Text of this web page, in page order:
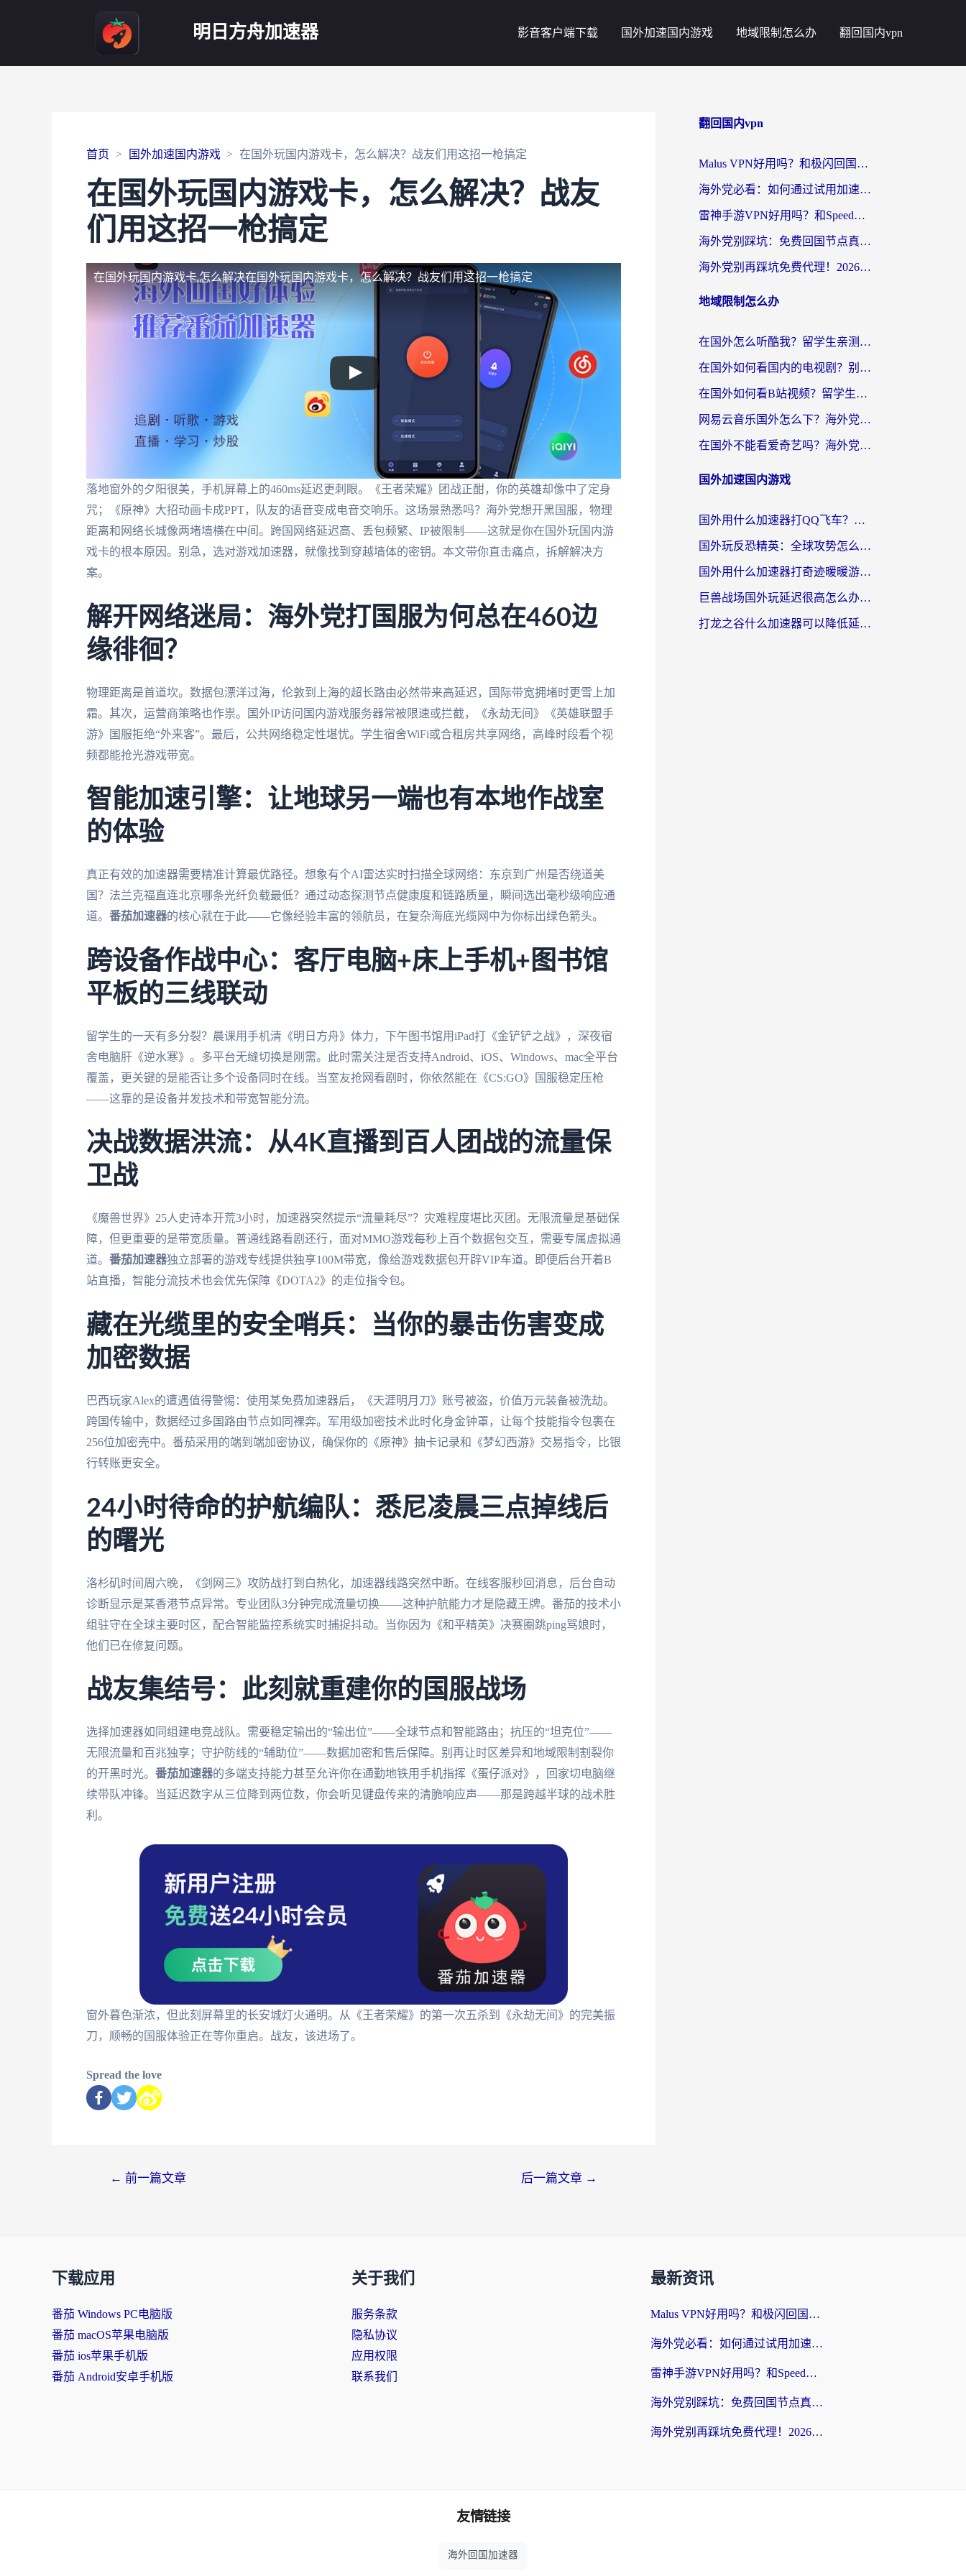
明日方舟加速器 影音客户端下载 国外加速国内游戏 地域限制怎么办 翻回国内vpn
首页 国外加速国内游戏 在国外玩国内游戏卡，怎么解决？战友们用这招一枪搞定
在国外玩国内游戏卡，怎么解决？战友
们用这招一枪搞定
在国外玩国内游戏卡,怎么解决在国外玩国内游戏卡，怎么解决？战友们用这招一枪搞定
落地窗外的夕阳很美，手机屏幕上的460ms延迟更刺眼。《王者荣耀》团战正酣，你的英雄却像中了定身
咒；《原神》大招动画卡成PPT，队友的语音变成电音交响乐。这场景熟悉吗？海外党想开黑国服，物理
距离和网络长城像两堵墙横在中间。跨国网络延迟高、丢包频繁、IP被限制——这就是你在国外玩国内游
戏卡的根本原因。别急，选对游戏加速器，就像找到穿越墙体的密钥。本文带你直击痛点，拆解解决方
案。
解开网络迷局：海外党打国服为何总在460边
缘徘徊？
物理距离是首道坎。数据包漂洋过海，伦敦到上海的超长路由必然带来高延迟，国际带宽拥堵时更雪上加
霜。其次，运营商策略也作祟。国外IP访问国内游戏服务器常被限速或拦截，《永劫无间》《英雄联盟手
游》国服拒绝“外来客”。最后，公共网络稳定性堪忧。学生宿舍WiFi或合租房共享网络，高峰时段看个视
频都能抢光游戏带宽。
智能加速引擎：让地球另一端也有本地作战室
的体验
真正有效的加速器需要精准计算最优路径。想象有个AI雷达实时扫描全球网络：东京到广州是否绕道美
国？法兰克福直连北京哪条光纤负载最低？通过动态探测节点健康度和链路质量，瞬间选出毫秒级响应通
道。 番茄加速器的核心就在于此——它像经验丰富的领航员，在复杂海底光缆网中为你标出绿色箭头。
跨设备作战中心：客厅电脑+床上手机+图书馆
平板的三线联动
留学生的一天有多分裂？晨课用手机清《明日方舟》体力，下午图书馆用iPad打《金铲铲之战》，深夜宿
舍电脑肝《逆水寒》。多平台无缝切换是刚需。此时需关注是否支持Android、iOS、Windows、mac全平台
覆盖，更关键的是能否让多个设备同时在线。当室友抢网看剧时，你依然能在《CS:GO》国服稳定压枪
——这靠的是设备并发技术和带宽智能分流。
决战数据洪流：从4K直播到百人团战的流量保
卫战
《魔兽世界》25人史诗本开荒3小时，加速器突然提示“流量耗尽”？灾难程度堪比灭团。无限流量是基础保
障，但更重要的是带宽质量。普通线路看剧还行，面对MMO游戏每秒上百个数据包交互，需要专属虚拟通
道。 番茄加速器独立部署的游戏专线提供独享100M带宽，像给游戏数据包开辟VIP车道。即便后台开着B
站直播，智能分流技术也会优先保障《DOTA2》的走位指令包。
藏在光缆里的安全哨兵：当你的暴击伤害变成
加密数据
巴西玩家Alex的遭遇值得警惕：使用某免费加速器后，《天涯明月刀》账号被盗，价值万元装备被洗劫。
跨国传输中，数据经过多国路由节点如同裸奔。军用级加密技术此时化身金钟罩，让每个技能指令包裹在
256位加密壳中。番茄采用的端到端加密协议，确保你的《原神》抽卡记录和《梦幻西游》交易指令，比银
行转账更安全。
24小时待命的护航编队：悉尼凌晨三点掉线后
的曙光
洛杉矶时间周六晚，《剑网三》攻防战打到白热化，加速器线路突然中断。在线客服秒回消息，后台自动
诊断显示是某香港节点异常。专业团队3分钟完成流量切换——这种护航能力才是隐藏王牌。番茄的技术小
组驻守在全球主要时区，配合智能监控系统实时捕捉抖动。当你因为《和平精英》决赛圈跳ping骂娘时，
他们已在修复问题。
战友集结号：此刻就重建你的国服战场
选择加速器如同组建电竞战队。需要稳定输出的“输出位”——全球节点和智能路由；抗压的“坦克位”——
无限流量和百兆独享；守护防线的“辅助位”——数据加密和售后保障。别再让时区差异和地域限制割裂你
的开黑时光。 番茄加速器的多端支持能力甚至允许你在通勤地铁用手机指挥《蛋仔派对》，回家切电脑继
续带队冲锋。当延迟数字从三位降到两位数，你会听见键盘传来的清脆响应声——那是跨越半球的战术胜
利。
窗外暮色渐浓，但此刻屏幕里的长安城灯火通明。从《王者荣耀》的第一次五杀到《永劫无间》的完美振
刀，顺畅的国服体验正在等你重启。战友，该进场了。
Spread the love
← 前一篇文章 后一篇文章 →
翻回国内vpn
Malus VPN好用吗？和极闪回国VPN对比哪个回国效果更好？海外党亲测3款加速器+避坑指南
海外党必看：如何通过试用加速器解决国内APP地区限制？附2026最新对比测评
雷神手游VPN好用吗？和SpeedCN VPN对比哪个回国效果更好？海外党亲测3款加速器+避坑指南
海外党别踩坑：免费回国节点真的靠谱吗？教你选对加速器无缝访问国内资源
海外党别再踩坑免费代理！2026回国加速器全攻略：从选线到避坑，无缝访问国内资源
地域限制怎么办
在国外怎么听酷我？留学生亲测：用对加速器就能畅听国内音乐听书
在国外如何看国内的电视剧？别让地域限制成为追剧路上的绊脚石
在国外如何看B站视频？留学生亲测有效的回国加速器选择指南
网易云音乐国外怎么下？海外党亲测有效的回国加速器指南
在国外不能看爱奇艺吗？海外党追剧必看的回国加速器选择指南
国外加速国内游戏
国外用什么加速器打QQ飞车？海外党亲测有效的国服游戏加速指南
国外玩反恐精英：全球攻势怎么不卡？老玩家亲测的加速器选择指南
国外用什么加速器打奇迹暖暖游戏？海外党国服手游畅玩全攻略（附3款热门游戏实测）
巨兽战场国外玩延迟很高怎么办？海外党亲测的国服游戏加速解决方案
打龙之谷什么加速器可以降低延迟？海外玩家亲测有效的国服加速指南
下载应用
番茄 Windows PC电脑版
番茄 macOS苹果电脑版
番茄 ios苹果手机版
番茄 Android安卓手机版
关于我们
服务条款
隐私协议
应用权限
联系我们
最新资讯
Malus VPN好用吗？和极闪回国VPN对比哪个回国效果更好？海外党亲测3款加速器+避坑指南
海外党必看：如何通过试用加速器解决国内APP地区限制？附2026最新对比测评
雷神手游VPN好用吗？和SpeedCN VPN对比哪个回国效果更好？海外党亲测3款加速器+避坑指南
海外党别踩坑：免费回国节点真的靠谱吗？教你选对加速器无缝访问国内资源
海外党别再踩坑免费代理！2026回国加速器全攻略：从选线到避坑，无缝访问国内资源
友情链接
海外回国加速器